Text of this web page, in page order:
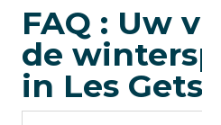
FAQ : Uw
de
in Les Gets